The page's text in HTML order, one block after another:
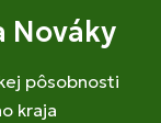
Nováky
pôsobnosti
kraja